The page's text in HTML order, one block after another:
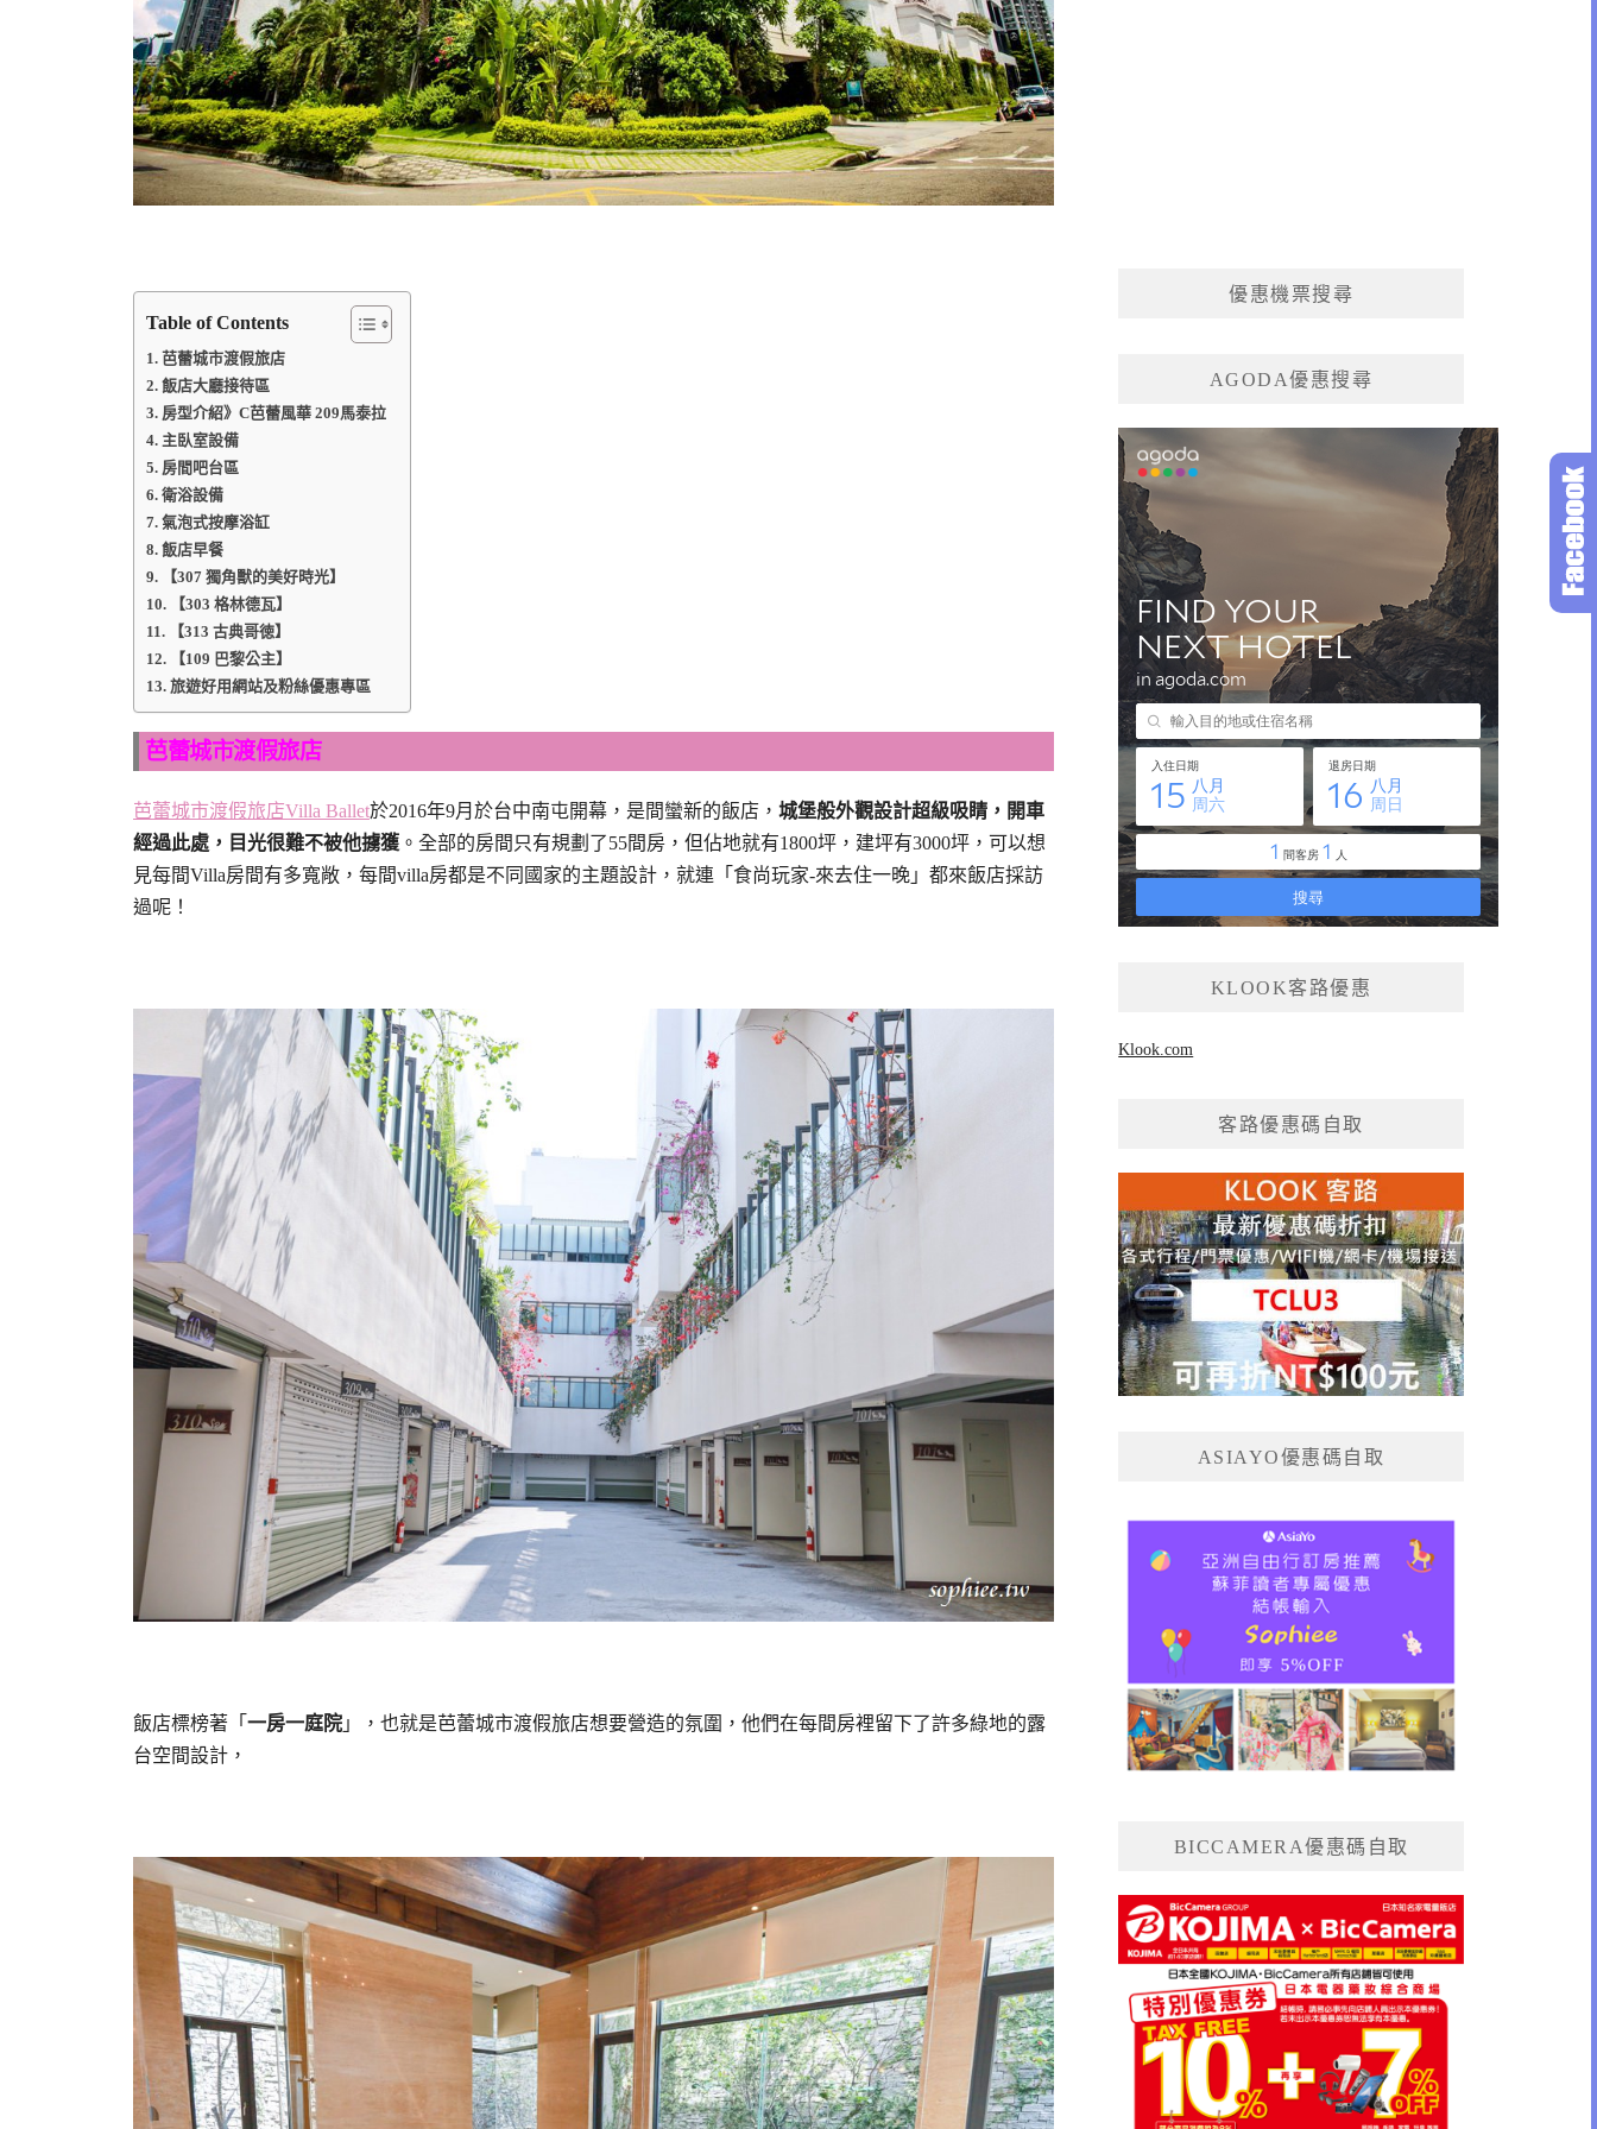
Table of Contents
芭蕾城市渡假旅店
飯店大廳接待區
房型介紹》C芭蕾風華 209馬泰拉
主臥室設備
房間吧台區
衛浴設備
氣泡式按摩浴缸
飯店早餐
【307 獨角獸的美好時光】
【303 格林德瓦】
【313 古典哥徳】
【109 巴黎公主】
旅遊好用網站及粉絲優惠專區
芭蕾城市渡假旅店
芭蕾城市渡假旅店Villa Ballet於2016年9月於台中南屯開幕，是間蠻新的飯店， 城堡般外觀設計超級吸睛，開車
經過此處，目光很難不被他擄獲 。全部的房間只有規劃了55間房，但佔地就有1800坪，建坪有3000坪，可以想
見每間Villa房間有多寬敞，每間villa房都是不同國家的主題設計，就連「食尚玩家-來去住一晚」都來飯店採訪
過呢！
飯店標榜著「 一房一庭院 」，也就是芭蕾城市渡假旅店想要營造的氛圍，他們在每間房裡留下了許多綠地的露
台空間設計，
優惠機票搜尋
AGODA優惠搜尋
KLOOK客路優惠
Klook.com
客路優惠碼自取
ASIAYO優惠碼自取
BICCAMERA優惠碼自取